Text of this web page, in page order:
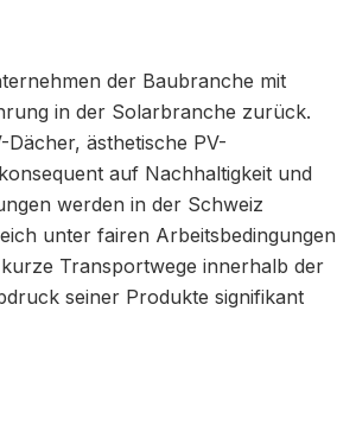
der Baubranche mit
in der Solarbranche zurück.
ästhetische PV-
auf Nachhaltigkeit und
werden in der Schweiz
unter fairen Arbeitsbedingungen
Transportwege innerhalb der
seiner Produkte signifikant